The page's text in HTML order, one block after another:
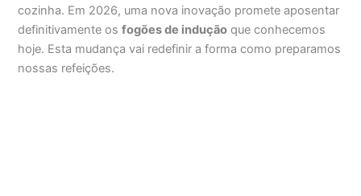
cozinha. Em 2026, uma nova inovação promete aposentar
definitivamente osfogões de indução que conhecemos
hoje. Esta mudança vai redefinir a forma como preparamos
nossas refeições.